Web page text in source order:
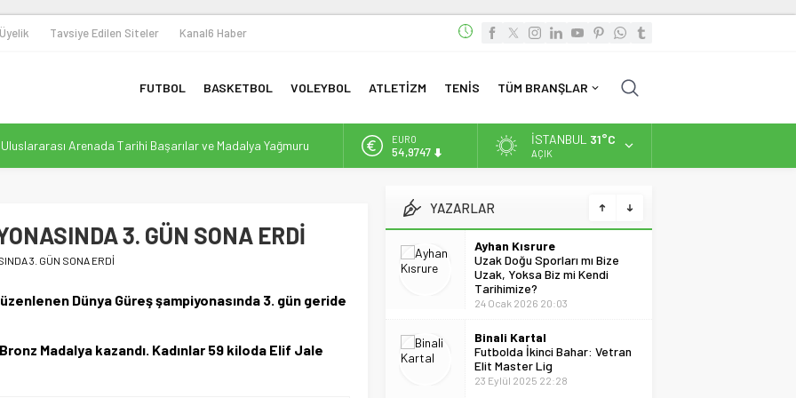
Üyelik Tavsiye Edilen Siteler Kanal6 Haber
FUTBOL BASKETBOL VOLEYBOL ATLETİZM TENİS TÜM BRANŞLAR
Sporun Dönüştürücü Gücüyle Toplumsal Farkındalık
Yeni Bir Yapılanma ve Finansal Dönüşüm
Efor Çay, Erbaaspor’un Yeni Gücü Oldu
EURO
54,9747
6.499,25
BİST
DOLAR
İSTANBUL 31°C
AÇIK
3. GÜN SONA ERDİ
3. GÜN SONA ERDİ
Dünya Güreş şampiyonasında 3. gün geride
Madalya kazandı. Kadınlar 59 kiloda Elif Jale
YAZARLARUzak Doğu Sporları mı Bize
Uzak, Yoksa Biz mi Kendi
Tarihimize?
24 Ocak 2026 20:03
Binali Kartal
Futbolda İkinci Bahar: Vetran
23 Eylül 2025 22:28
Can Batumlu